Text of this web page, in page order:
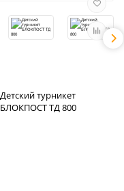
Детский турникет
БЛОКПОСТ ТД 800